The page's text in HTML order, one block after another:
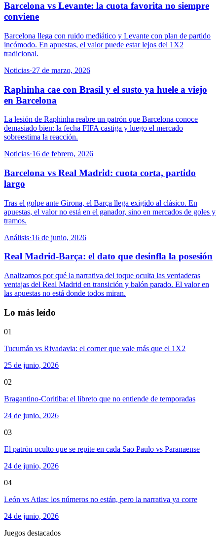
Barcelona vs Levante: la cuota favorita no siempre
conviene
Barcelona llega con ruido mediático y Levante con plan de partido
incómodo. En apuestas, el valor puede estar lejos del 1X2
tradicional.
Noticias·27 de marzo, 2026
Raphinha cae con Brasil y el susto ya huele a viejo
en Barcelona
La lesión de Raphinha reabre un patrón que Barcelona conoce
demasiado bien: la fecha FIFA castiga y luego el mercado
sobreestima la reacción.
Noticias·16 de febrero, 2026
Barcelona vs Real Madrid: cuota corta, partido
largo
Tras el golpe ante Girona, el Barça llega exigido al clásico. En
apuestas, el valor no está en el ganador, sino en mercados de goles y
tramos.
Análisis·16 de junio, 2026
Real Madrid-Barça: el dato que desinfla la posesión
Analizamos por qué la narrativa del toque oculta las verdaderas
ventajas del Real Madrid en transición y balón parado. El valor en
las apuestas no está donde todos miran.
Lo más leído
01
Tucumán vs Rivadavia: el corner que vale más que el 1X2
25 de junio, 2026
02
Bragantino-Coritiba: el libreto que no entiende de temporadas
24 de junio, 2026
03
El patrón oculto que se repite en cada Sao Paulo vs Paranaense
24 de junio, 2026
04
León vs Atlas: los números no están, pero la narrativa ya corre
24 de junio, 2026
Juegos destacados